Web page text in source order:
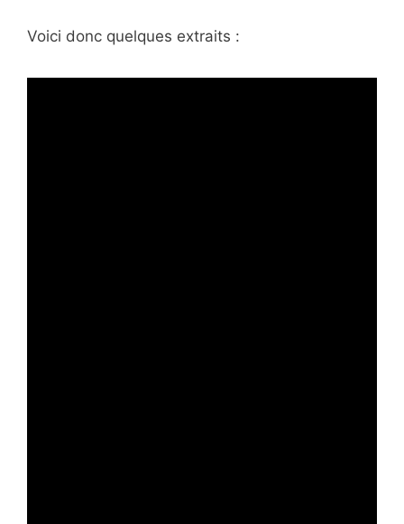
Voici donc quelques extraits :